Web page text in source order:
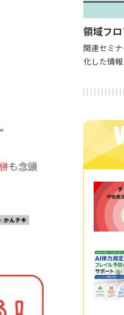
領域フ
関連セミ
化した情報